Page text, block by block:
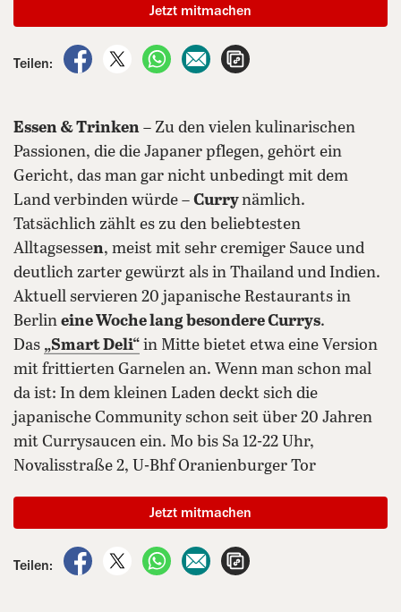
Teilen:
auf Facebook teilen
auf X teilenper WhatsApp teilen
per E-Mail teilen
Jetzt mitmachen
Essen & Trinken – Zu den vielen kulinarischen
Passionen, die die Japaner pflegen, gehört ein
Gericht, das man gar nicht unbedingt mit dem
Land verbinden würde – Currynämlich.
Tatsächlich zählt es zu den beliebtesten
Alltagsessen, meist mit sehr cremiger Sauce und
deutlich zarter gewürzt als in Thailand und Indien.
Aktuell servieren 20 japanische Restaurants in
Berlin eine Woche lang besondere Currys.
Das „Smart Deli“ in Mitte bietet etwa eine Version
mit frittierten Garnelen an. Wenn man schon mal
da ist: In dem kleinen Laden deckt sich die
japanische Community schon seit über 20 Jahren
mit Currysaucen ein. Mo bis Sa 12-22 Uhr,
Novalisstraße 2, U-Bhf Oranienburger Tor
Teilen:
auf Facebook teilen
auf X teilenper WhatsApp teilen
per E-Mail teilen
Jetzt mitmachen